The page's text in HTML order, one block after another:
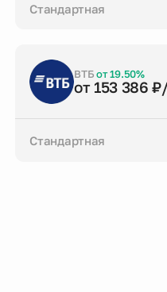
Стандартная
Заказать консультацию
ВТБот 19.50%
от 153 386
Стандартная